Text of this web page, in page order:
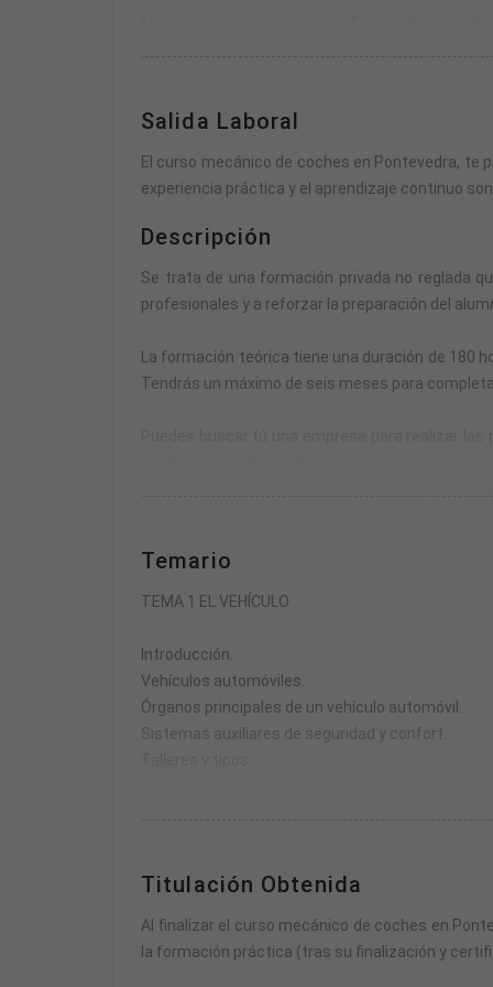
herramientas y equipos de diagnóstico para
Reparaciones básicas: Adquirirás habilidades
Seguridad en el taller: Te formará en prácticas
herramientas y el cumplimiento de normas de
Ética y atención al cliente: También puede
Estos aspectos son importantes para
Salida Laboral
El curso mecánico de coches en Pontevedra, te
experiencia práctica y el aprendizaje continuo
Descripción
Se trata de una formación privada no reglada
profesionales y a reforzar la preparación del
La formación teórica tiene una duración de 180
Tendrás un máximo de seis meses para
La formación práctica se compone de un
El horario de las prácticas se fijará de mutuo
parte teórica.
En total, el curso acredita 280 horas entre
Se puede realizar el pago total o solicitar
Temario
TEMA 1 EL VEHÍCULO
Introducción.
Vehículos automóviles.
Órganos principales de un vehículo automóvil.
Sistemas auxiliares de seguridad y confort.
Potencia del motor, par motor y curvas
Componentes del motor.
Comparación entre motores de explosión y
Titulación Obtenida
Al finalizar el curso mecánico de coches en
la formación práctica (tras su finalización y